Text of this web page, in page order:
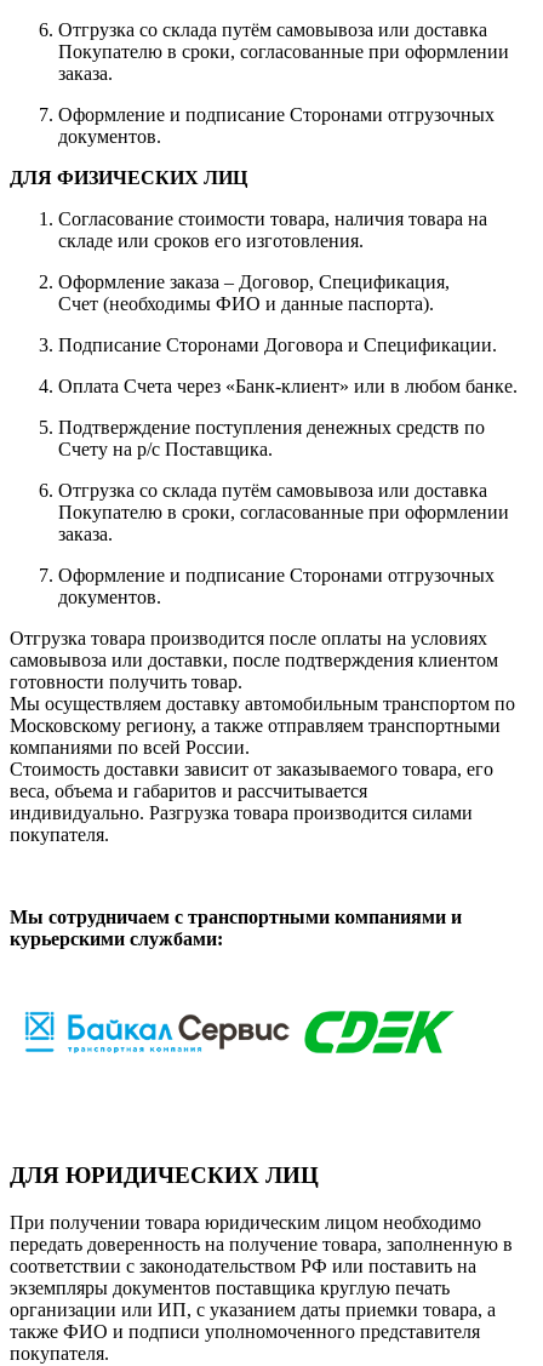
Отгрузка со склада путём самовывоза или доставка
Покупателю в сроки, согласованные при оформлении
заказа.
Оформление и подписание Сторонами отгрузочных
документов.
ДЛЯ ФИЗИЧЕСКИХ ЛИЦ
Согласование стоимости товара, наличия товара на
складе или сроков его изготовления.
Оформление заказа – Договор, Спецификация,
Счет (необходимы ФИО и данные паспорта).
Подписание Сторонами Договора и Спецификации.
Оплата Счета через «Банк-клиент» или в любом банке.
Подтверждение поступления денежных средств по
Счету на р/с Поставщика.
Отгрузка со склада путём самовывоза или доставка
Покупателю в сроки, согласованные при оформлении
заказа.
Оформление и подписание Сторонами отгрузочных
документов.
Отгрузка товара производится после оплаты на условиях
самовывоза или доставки, после подтверждения клиентом
готовности получить товар.
Мы осуществляем доставку автомобильным транспортом по
Московскому региону, а также отправляем транспортными
компаниями по всей России.
Стоимость доставки зависит от заказываемого товара, его
веса, объема и габаритов и рассчитывается
индивидуально. Разгрузка товара производится силами
покупателя.
Мы сотрудничаем с транспортными компаниями и
курьерскими службами:
ДЛЯ ЮРИДИЧЕСКИХ ЛИЦ
При получении товара юридическим лицом необходимо
передать доверенность на получение товара, заполненную в
соответствии с законодательством РФ или поставить на
экземпляры документов поставщика круглую печать
организации или ИП, с указанием даты приемки товара, а
также ФИО и подписи уполномоченного представителя
покупателя.